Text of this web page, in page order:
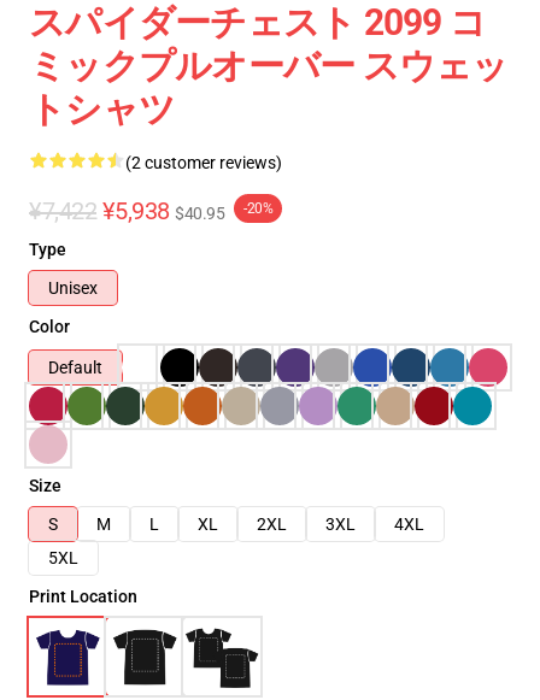
スパイダーチェスト 2099 コ
ミックプルオーバー スウェッ
トシャツ
(2 customer reviews)
¥7,422 ¥5,938 $40.95 -20%
Type
Unisex
Color
Default
Size
S
M L XL 2XL 3XL
4XL
5XL
Print Location